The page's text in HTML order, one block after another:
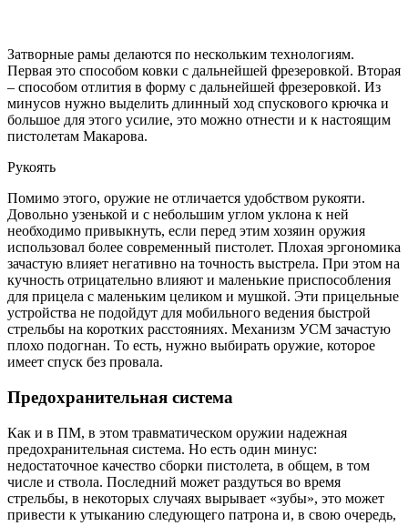
Затворные рамы делаются по нескольким технологиям.
Первая это способом ковки с дальнейшей фрезеровкой. Вторая
– способом отлития в форму с дальнейшей фрезеровкой. Из
минусов нужно выделить длинный ход спускового крючка и
большое для этого усилие, это можно отнести и к настоящим
пистолетам Макарова.
Рукоять
Помимо этого, оружие не отличается удобством рукояти.
Довольно узенькой и с небольшим углом уклона к ней
необходимо привыкнуть, если перед этим хозяин оружия
использовал более современный пистолет. Плохая эргономика
зачастую влияет негативно на точность выстрела. При этом на
кучность отрицательно влияют и маленькие приспособления
для прицела с маленьким целиком и мушкой. Эти прицельные
устройства не подойдут для мобильного ведения быстрой
стрельбы на коротких расстояниях. Механизм УСМ зачастую
плохо подогнан. То есть, нужно выбирать оружие, которое
имеет спуск без провала.
Предохранительная система
Как и в ПМ, в этом травматическом оружии надежная
предохранительная система. Но есть один минус:
недостаточное качество сборки пистолета, в общем, в том
числе и ствола. Последний может раздуться во время
стрельбы, в некоторых случаях вырывает «зубы», это может
привести к утыканию следующего патрона и, в свою очередь,